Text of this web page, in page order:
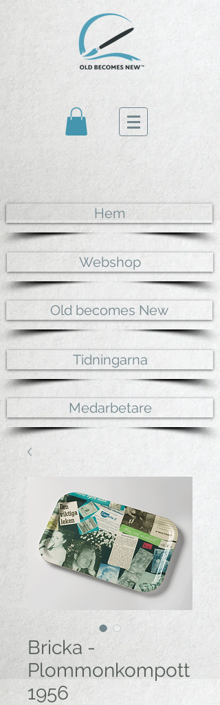
Hem
Webshop
Old becomes New
Tidningarna
Medarbetare
Bricka -
Plommonkompott
1956